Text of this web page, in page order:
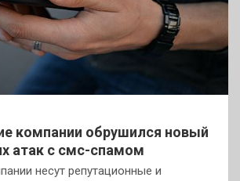
компании обрушился новый
атак с смс-спамом
несут репутационные и